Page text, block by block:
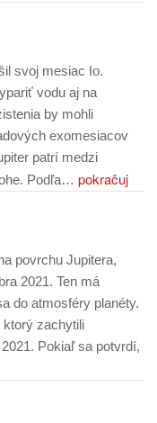
svoj mesiac Io.
vodu aj na
by mohli
exomesiacov
patrí medzi
Podľa… pokračuj
povrchu Jupitera,
2021. Ten má
do atmosféry planéty.
ktorý zachytili
Pokiaľ sa potvrdí,